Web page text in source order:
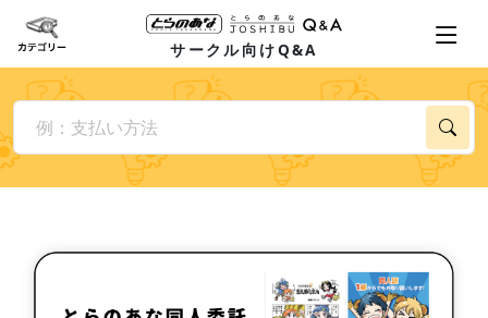
サークル向けQ&A